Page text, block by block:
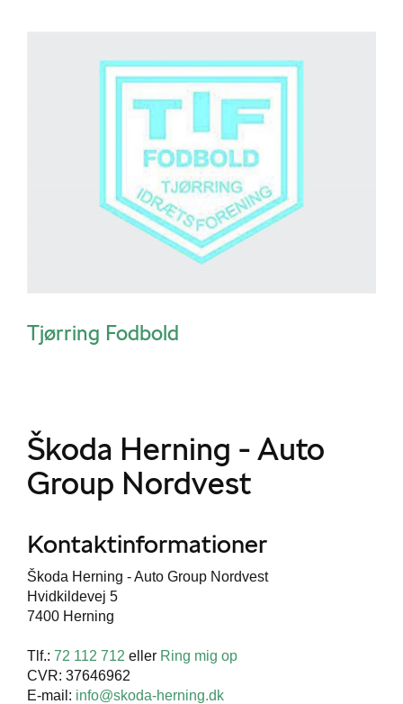
Tjørring Fodbold
Škoda Herning - Auto
Group Nordvest
Kontaktinformationer
Škoda Herning - Auto Group Nordvest
Hvidkildevej 5
7400 Herning
Tlf.: 72 112 712 eller Ring mig op
CVR: 37646962
E-mail: info@skoda-herning.dk